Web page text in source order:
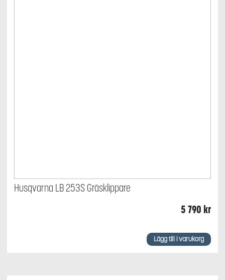
Husqvarna LB 253S Gräsklippare
5 790 kr
Lägg till i varukorg